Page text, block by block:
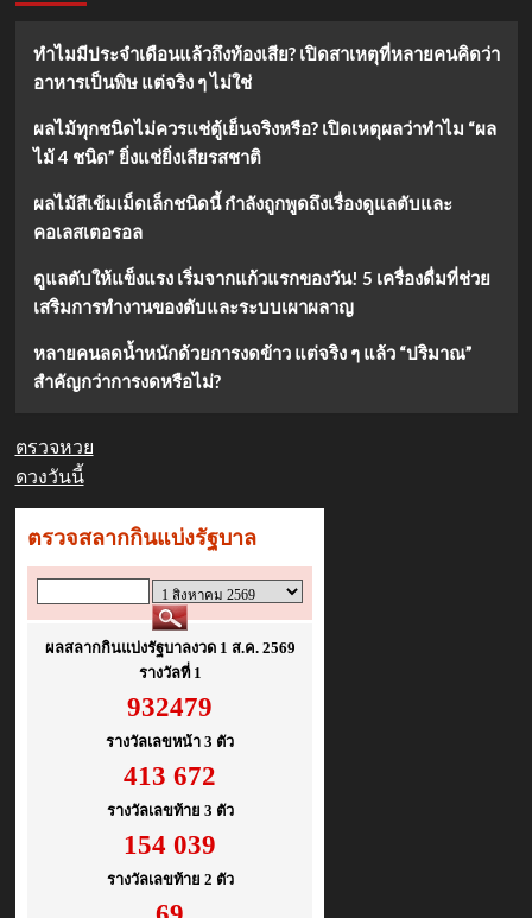
(2567):
ตำนาน
ข้าม
ภพ
ทดสอบ
หัวใจ
ทำไมมีประจำเดือนแล้วถึงท้องเสีย? เปิดสาเหตุที่หลายคนคิดว่า
อาหารเป็นพิษ แต่จริง ๆ ไม่ใช่
ผลไม้ทุกชนิดไม่ควรแช่ตู้เย็นจริงหรือ? เปิดเหตุผลว่าทำไม “ผล
ไม้ 4 ชนิด” ยิ่งแช่ยิ่งเสียรสชาติ
ผลไม้สีเข้มเม็ดเล็กชนิดนี้ กำลังถูกพูดถึงเรื่องดูแลตับและ
คอเลสเตอรอล
ดูแลตับให้แข็งแรง เริ่มจากแก้วแรกของวัน! 5 เครื่องดื่มที่ช่วย
เสริมการทำงานของตับและระบบเผาผลาญ
หลายคนลดน้ำหนักด้วยการงดข้าว แต่จริง ๆ แล้ว “ปริมาณ”
สำคัญกว่าการงดหรือไม่?
ตรวจหวย
ดวงวันนี้